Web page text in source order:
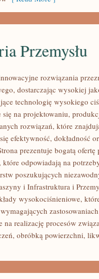
Przemysłu
rozwiązania
dostarczając wysokiej
technologię wysokiego
się na projektowaniu,
rozwiązań, które
efektywność, dokładność
prezentuje bogatą ofertę
odpowiadają na
poszukujących
i Infrastruktura i
wysokociśnieniowe,
na realizację procesów
obróbką powierzchni,